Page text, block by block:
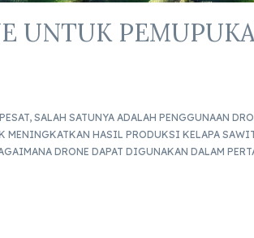
UNTUK
SALAH SATUNYA ADALAH PENGGUNAAN
HASIL PRODUKSI KELAPA
DRONE DAPAT DIGUNAKAN DALAM